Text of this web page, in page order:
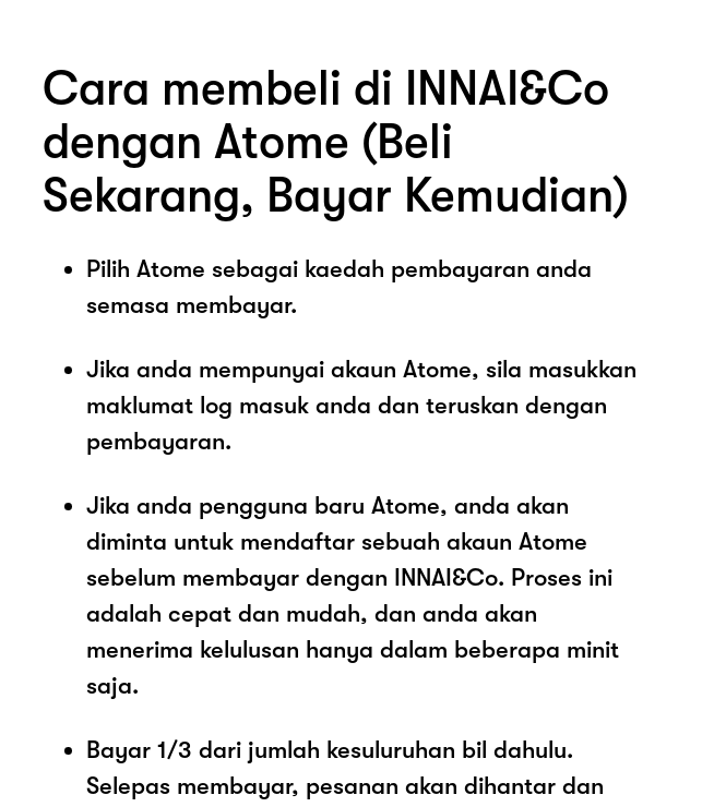
Cara membeli di INNAI&Co
dengan Atome (Beli
Sekarang, Bayar Kemudian)
Pilih Atome sebagai kaedah pembayaran anda
semasa membayar.
Jika anda mempunyai akaun Atome, sila masukkan
maklumat log masuk anda dan teruskan dengan
pembayaran.
Jika anda pengguna baru Atome, anda akan
diminta untuk mendaftar sebuah akaun Atome
sebelum membayar dengan INNAI&Co. Proses ini
adalah cepat dan mudah, dan anda akan
menerima kelulusan hanya dalam beberapa minit
saja.
Bayar 1/3 dari jumlah kesuluruhan bil dahulu.
Selepas membayar, pesanan akan dihantar dan